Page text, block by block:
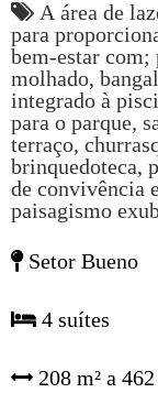
A área de
para
bem-estar com;
molhado,
integrado à
para o parque,
terraço,
brinquedoteca,
de convivência
paisagismo
Setor Bueno
4 suítes
208 m² a 462